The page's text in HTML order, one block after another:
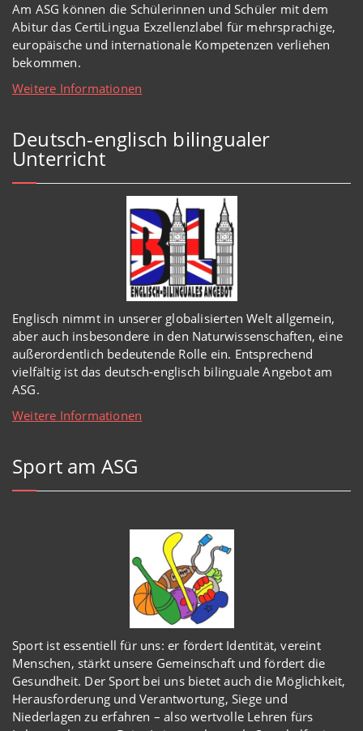
Am ASG können die Schülerinnen und Schüler mit dem
Abitur das CertiLingua Exzellenzlabel für mehrsprachige,
europäische und internationale Kompetenzen verliehen
bekommen.
Weitere Informationen
Deutsch-englisch bilingualer
Unterricht
Englisch nimmt in unserer globalisierten Welt allgemein,
aber auch insbesondere in den Naturwissenschaften, eine
außerordentlich bedeutende Rolle ein. Entsprechend
vielfältig ist das deutsch-englisch bilinguale Angebot am
ASG.
Weitere Informationen
Sport am ASG
Sport ist essentiell für uns: er fördert Identität, vereint
Menschen, stärkt unsere Gemeinschaft und fördert die
Gesundheit. Der Sport bei uns bietet auch die Möglichkeit,
Herausforderung und Verantwortung, Siege und
Niederlagen zu erfahren – also wertvolle Lehren fürs